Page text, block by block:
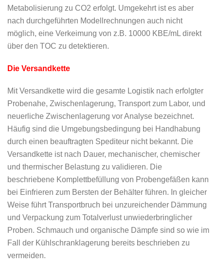
Metabolisierung zu CO2 erfolgt. Umgekehrt ist es aber
nach durchgeführten Modellrechnungen auch nicht
möglich, eine Verkeimung von z.B. 10000 KBE/mL direkt
über den TOC zu detektieren.
Die Versandkette
Mit Versandkette wird die gesamte Logistik nach erfolgter
Probenahe, Zwischenlagerung, Transport zum Labor, und
neuerliche Zwischenlagerung vor Analyse bezeichnet.
Häufig sind die Umgebungsbedingung bei Handhabung
durch einen beauftragten Spediteur nicht bekannt. Die
Versandkette ist nach Dauer, mechanischer, chemischer
und thermischer Belastung zu validieren. Die
beschriebene Komplettbefüllung von Probengefäßen kann
bei Einfrieren zum Bersten der Behälter führen. In gleicher
Weise führt Transportbruch bei unzureichender Dämmung
und Verpackung zum Totalverlust unwiederbringlicher
Proben. Schmauch und organische Dämpfe sind so wie im
Fall der Kühlschranklagerung bereits beschrieben zu
vermeiden.